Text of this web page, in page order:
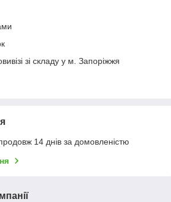
зі складу у м. Запоріжжя
14 днів за домовленістю